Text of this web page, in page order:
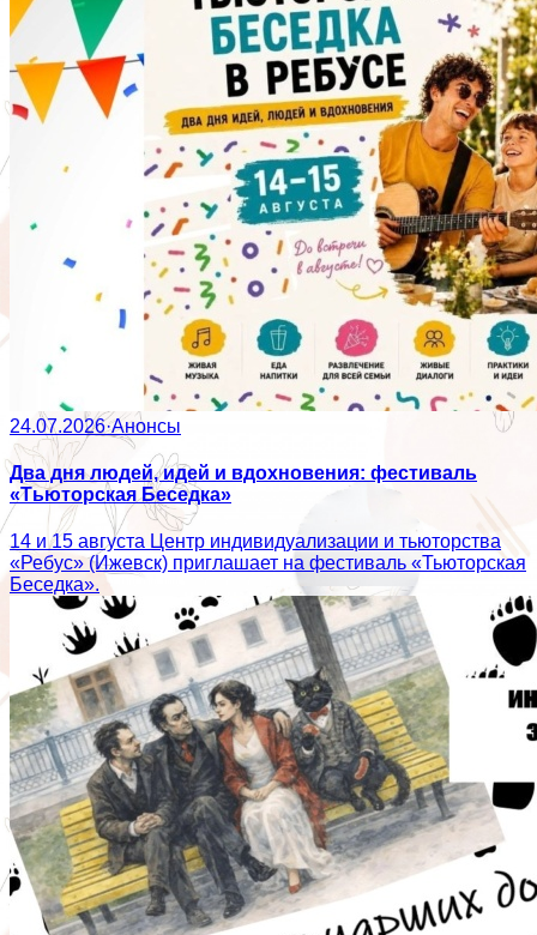
24.07.2026·Анонсы
Два дня людей, идей и вдохновения: фестиваль
«Тьюторская Беседка»
14 и 15 августа Центр индивидуализации и тьюторства
«Ребус» (Ижевск) приглашает на фестиваль «Тьюторская
Беседка».